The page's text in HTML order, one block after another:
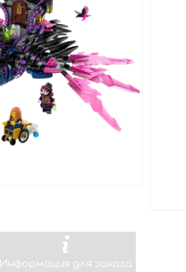
Информация для заказа